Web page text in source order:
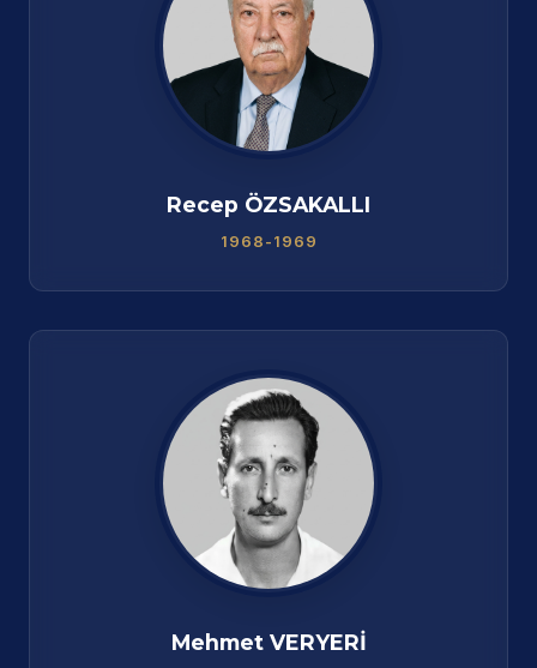
Recep ÖZSAKALLI
1968-1969
Mehmet VERYERİ